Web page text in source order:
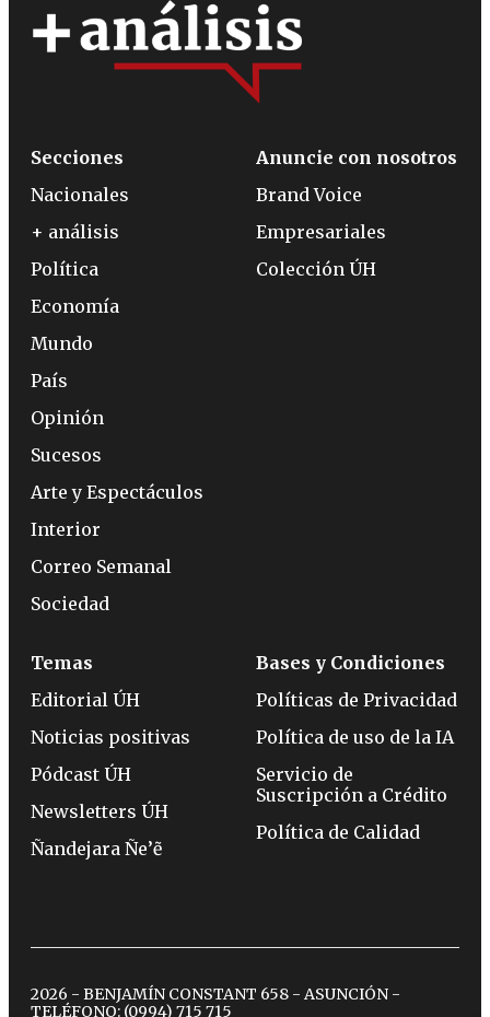
Secciones
Nacionales
+ análisis
Política
Economía
Mundo
País
Opinión
Sucesos
Arte y Espectáculos
Interior
Correo Semanal
Sociedad
Anuncie con nosotros
Brand Voice
Empresariales
Colección ÚH
Temas
Editorial ÚH
Noticias positivas
Pódcast ÚH
Newsletters ÚH
Ñandejara Ñe’ẽ
Bases y Condiciones
Políticas de Privacidad
Política de uso de la IA
Servicio de
Suscripción a Crédito
Política de Calidad
2026 - BENJAMÍN CONSTANT 658 - ASUNCIÓN -
TELÉFONO: (0994) 715 715